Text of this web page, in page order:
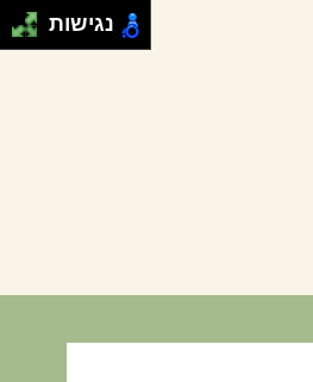
נגישות